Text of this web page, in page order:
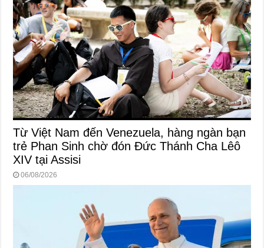
Từ Việt Nam đến Venezuela, hàng ngàn bạn
trẻ Phan Sinh chờ đón Đức Thánh Cha Lêô
XIV tại Assisi
06/08/2026